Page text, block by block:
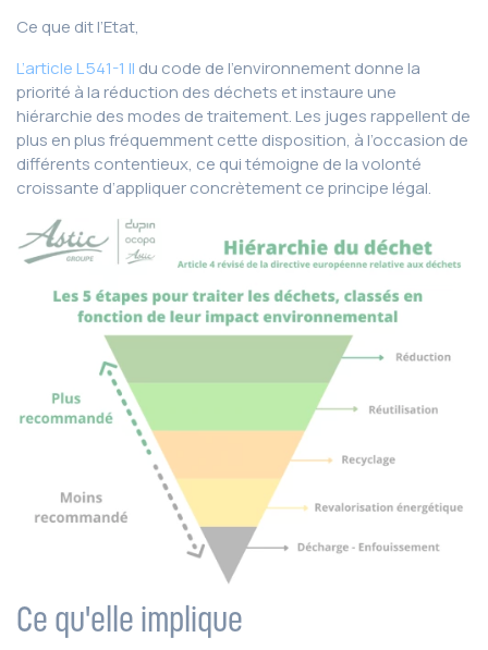
Ce que dit l’Etat,
L’article L 541-1 II du code de l’environnement donne la
priorité à la réduction des déchets et instaure une
hiérarchie des modes de traitement. Les juges rappellent de
plus en plus fréquemment cette disposition, à l’occasion de
différents contentieux, ce qui témoigne de la volonté
croissante d’appliquer concrètement ce principe légal.
Ce qu'elle implique